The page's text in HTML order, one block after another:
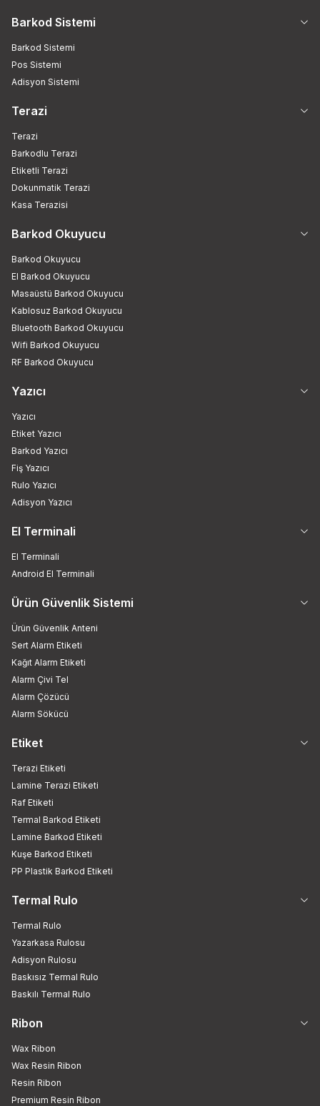
Barkod Sistemi
Barkod Sistemi
Pos Sistemi
Adisyon Sistemi
Terazi
Terazi
Barkodlu Terazi
Etiketli Terazi
Dokunmatik Terazi
Kasa Terazisi
Barkod Okuyucu
Barkod Okuyucu
El Barkod Okuyucu
Masaüstü Barkod Okuyucu
Kablosuz Barkod Okuyucu
Bluetooth Barkod Okuyucu
Wifi Barkod Okuyucu
RF Barkod Okuyucu
Yazıcı
Yazıcı
Etiket Yazıcı
Barkod Yazıcı
Fiş Yazıcı
Rulo Yazıcı
Adisyon Yazıcı
El Terminali
El Terminali
Android El Terminali
Ürün Güvenlik Sistemi
Ürün Güvenlik Anteni
Sert Alarm Etiketi
Kağıt Alarm Etiketi
Alarm Çivi Tel
Alarm Çözücü
Alarm Sökücü
Etiket
Terazi Etiketi
Lamine Terazi Etiketi
Raf Etiketi
Termal Barkod Etiketi
Lamine Barkod Etiketi
Kuşe Barkod Etiketi
PP Plastik Barkod Etiketi
Termal Rulo
Termal Rulo
Yazarkasa Rulosu
Adisyon Rulosu
Baskısız Termal Rulo
Baskılı Termal Rulo
Ribon
Wax Ribon
Wax Resin Ribon
Resin Ribon
Premium Resin Ribon